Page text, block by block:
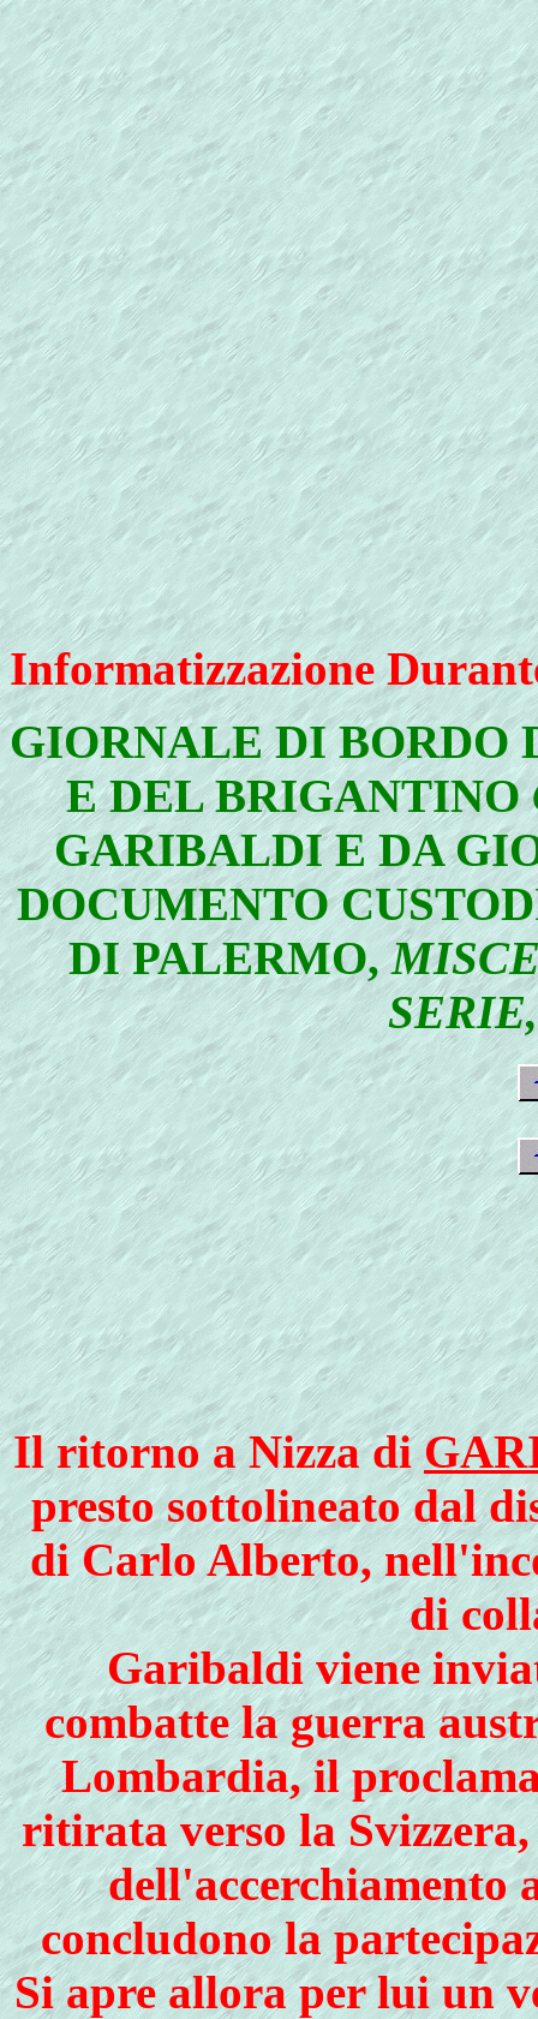
Informatizzazione
GIORNALE DI BORDO
E DEL BRIGANTINO
GARIBALDI E DA
DOCUMENTO
DI PALERMO,
Il ritorno a Nizza di
presto sottolineato dal
di Carlo Alberto,
di
Garibaldi viene
combatte la guerra
Lombardia, il
ritirata verso la
dell'accerchiamento
concludono la
Si apre allora per lui un